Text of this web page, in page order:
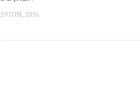
29 JUN, 2016